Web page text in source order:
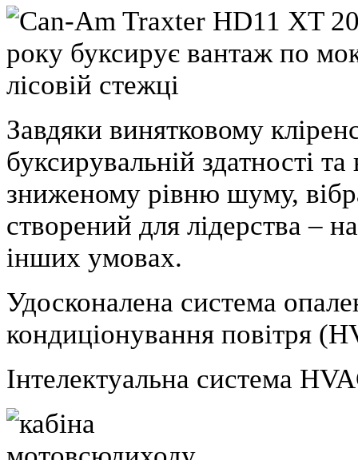
Завдяки винятковому
буксирувальній здатності
зниженому рівню шуму,
створений для лідерства –
інших умовах.
Удосконалена система
кондиціонування повітря
Інтелектуальна система